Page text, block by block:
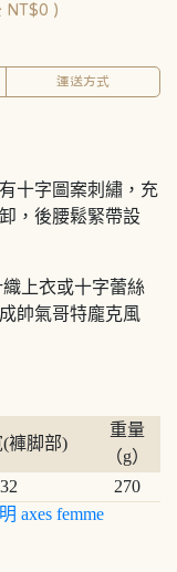
NT$0 )
運送方式
十字圖案刺繡，充
，後腰鬆緊帶設
上衣或十字蕾絲
帥氣哥特龐克風
褲脚部)
重量
（g）
32
270
axes femme